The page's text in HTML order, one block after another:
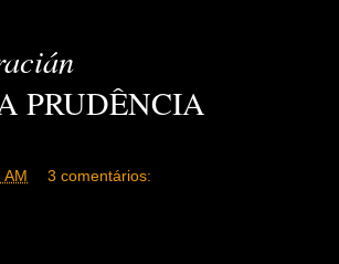
PRUDÊNCIA
AM 3 comentários: